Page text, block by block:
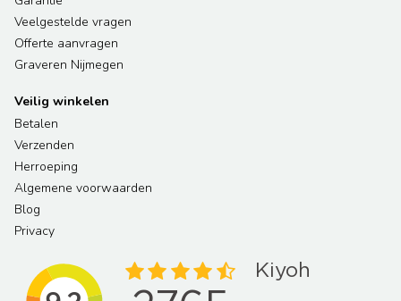
Veelgestelde vragen
Offerte aanvragen
Graveren Nijmegen
Veilig winkelen
Betalen
Verzenden
Herroeping
Algemene voorwaarden
Blog
Privacy